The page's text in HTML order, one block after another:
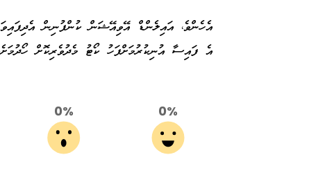
އެހެންވެ، އައިލެންޑް އޭވިއޭޝަން ކުންފުނިން
އެ ފައިސާ އުނިކުރުމަށްފަހު ކޯޓު މެދުވެރިކޮށް
0%
0%